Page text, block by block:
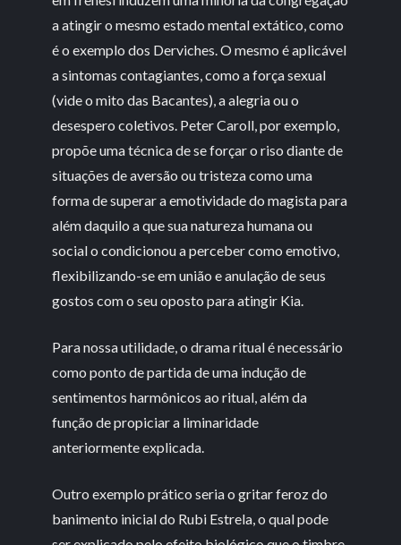
a atingir o mesmo estado mental extático, como
é o exemplo dos Derviches. O mesmo é aplicável
a sintomas contagiantes, como a força sexual
(vide o mito das Bacantes), a alegria ou o
desespero coletivos. Peter Caroll, por exemplo,
propõe uma técnica de se forçar o riso diante de
situações de aversão ou tristeza como uma
forma de superar a emotividade do magista para
além daquilo a que sua natureza humana ou
social o condicionou a perceber como emotivo,
flexibilizando-se em união e anulação de seus
gostos com o seu oposto para atingir Kia.
Para nossa utilidade, o drama ritual é necessário
como ponto de partida de uma indução de
sentimentos harmônicos ao ritual, além da
função de propiciar a liminaridade
anteriormente explicada.
Outro exemplo prático seria o gritar feroz do
banimento inicial do Rubi Estrela, o qual pode